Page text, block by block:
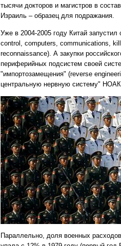
тысячи докторов и магистров в
Израиль – образец для подражания.
Уже в 2004-2005 году Китай
control, computers, communications,
reconnaissance). А закупки
периферийных подсистем своей
"импортозамещения" (reverse
центральную нервную систему" НОАК
Параллельно, доля военных